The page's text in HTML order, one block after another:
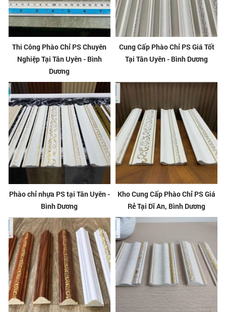
Thi Công Phào Chỉ PS Chuyên
Nghiệp Tại Tân Uyên - Bình
Dương
Cung Cấp Phào Chỉ PS Giá Tốt
Tại Tân Uyên - Bình Dương
Phào chỉ nhựa PS tại Tân Uyên -
Bình Dương
Kho Cung Cấp Phào Chỉ PS Giá
Rẻ Tại Dĩ An, Bình Dương